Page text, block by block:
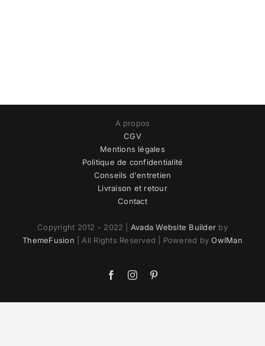
A propos
CGV
Mentions légales
Politique de confidentialité
Conseils d'entretien
Livraison et retour
Contact
Copyright 2012 - 2022 | Avada Website Builder by
ThemeFusion | All Rights Reserved | Powered byOwlMan
FacebookInstagram